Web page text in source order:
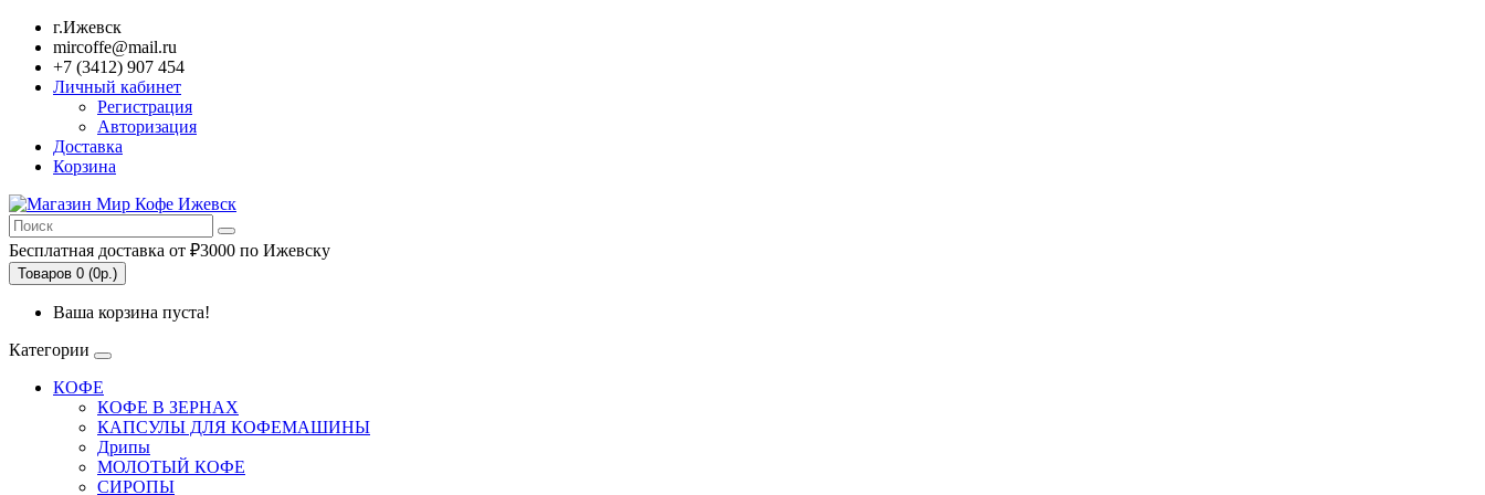
г.Ижевск
mircoffe@mail.ru
+7 (3412) 907 454
Личный кабинет
Регистрация
Авторизация
Доставка
Корзина
Бесплатная доставка от ₽3000 по Ижевску
Товаров 0 (0р.)
Ваша корзина пуста!
Категории
КОФЕ
КОФЕ В ЗЕРНАХ
КАПСУЛЫ ДЛЯ КОФЕМАШИНЫ
Дрипы
МОЛОТЫЙ КОФЕ
СИРОПЫ